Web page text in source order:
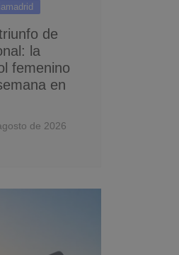
de
la
femenino
en
de 2026